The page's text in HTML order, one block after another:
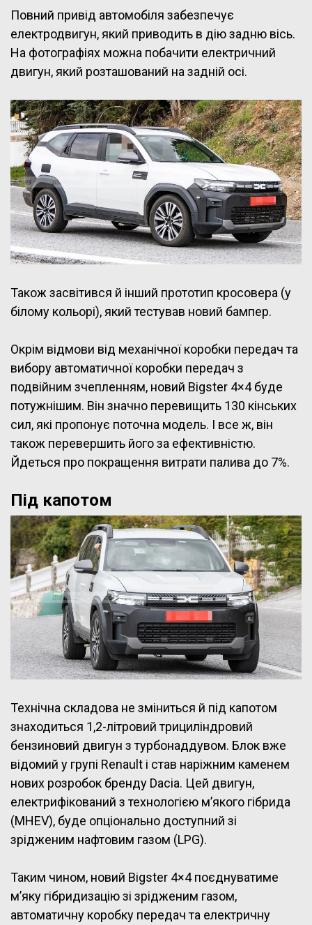
Повний привід автомобіля забезпечує
електродвигун, який приводить в дію задню вісь.
На фотографіях можна побачити електричний
двигун, який розташований на задній осі.
Також засвітився й інший прототип кросовера (у
білому кольорі), який тестував новий бампер.
Окрім відмови від механічної коробки передач та
вибору автоматичної коробки передач з
подвійним зчепленням, новий Bigster 4×4 буде
потужнішим. Він значно перевищить 130 кінських
сил, які пропонує поточна модель. І все ж, він
також перевершить його за ефективністю.
Йдеться про покращення витрати палива до 7%.
Під капотом
Технічна складова не зміниться й під капотом
знаходиться 1,2-літровий трициліндровий
бензиновий двигун з турбонаддувом. Блок вже
відомий у групі Renault і став наріжним каменем
нових розробок бренду Dacia. Цей двигун,
електрифікований з технологією м’якого гібрида
(MHEV), буде опціонально доступний зі
зрідженим нафтовим газом (LPG).
Таким чином, новий Bigster 4×4 поєднуватиме
м’яку гібридизацію зі зрідженим газом,
автоматичну коробку передач та електричну